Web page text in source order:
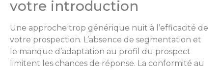
votre introduction
Une approche trop générique nuit à l’efficacité de
votre prospection. L’absence de segmentation et
le manque d’adaptation au profil du prospect
limitent les chances de réponse. La conformité au